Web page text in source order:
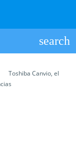
Toshiba Canvio, el